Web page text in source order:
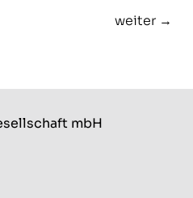
weiter →
mbH